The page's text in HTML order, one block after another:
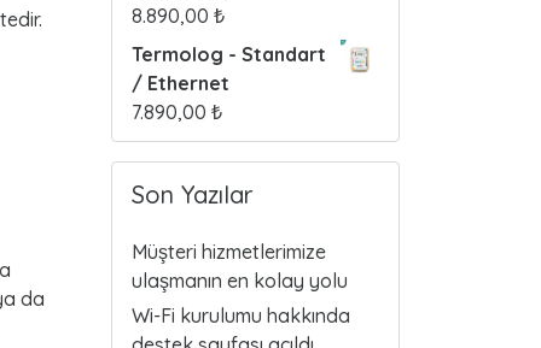
da
8.890,00 ₺
Termolog - Standart
/ Ethernet
7.890,00 ₺
Son Yazılar
Müşteri hizmetlerimize
ulaşmanın en kolay yolu
Wi-Fi kurulumu hakkında